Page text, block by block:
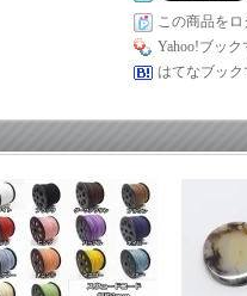
この商品を
Yahoo!ブッ
はてなブッ